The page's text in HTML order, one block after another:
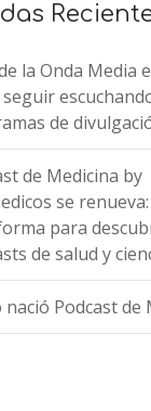
la Onda Media
de
de Medicina by
se
para
de salud y
nació Podcast de